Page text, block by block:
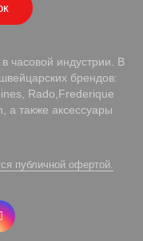
часовой индустрии. В
брендов:
Rado,Frederique
а также аксессуары
публичной офертой.